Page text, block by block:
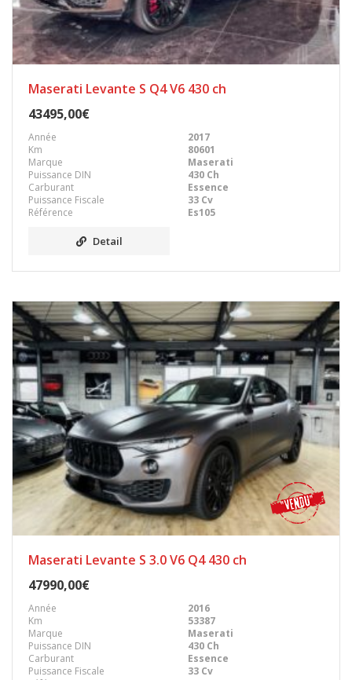
Maserati Levante S Q4 V6 430 ch
43495,00€
Année
2017
Km
80601
Marque
Maserati
Puissance DIN
430 Ch
Carburant
Essence
Puissance Fiscale
33 Cv
Référence
Es105
Detail
Maserati Levante S 3.0 V6 Q4 430 ch
47990,00€
Année
2016
Km
53387
Marque
Maserati
Puissance DIN
430 Ch
Carburant
Essence
Puissance Fiscale
33 Cv